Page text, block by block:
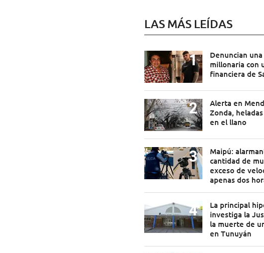
LAS MÁS LEÍDAS
Denuncian
millonaria con
financiera de
Alerta en
Zonda,
en el llano
Maipú:
cantidad de
exceso de
apenas dos
La principal
investiga la
la muerte de
en Tunuyán